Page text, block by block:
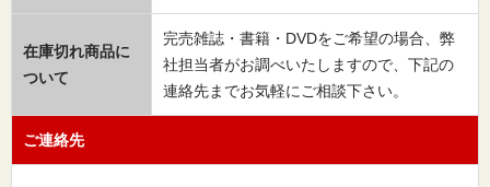
在庫切れ商品に
ついて
完売雑誌・書籍・DVDをご希望の場合、弊
社担当者がお調べいたしますので、下記の
連絡先までお気軽にご相談下さい。
ご連絡先